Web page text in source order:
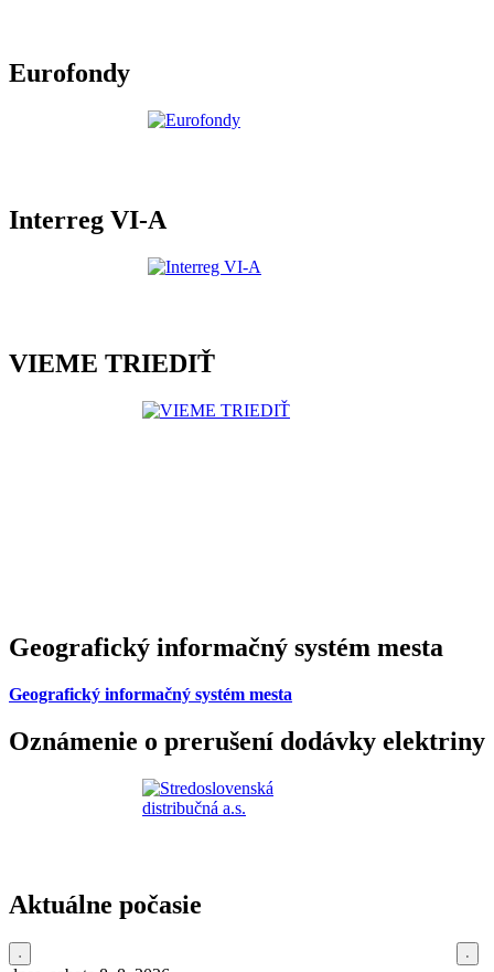
Eurofondy
Interreg VI-A
VIEME TRIEDIŤ
Geografický informačný systém mesta
Geografický informačný systém mesta
Oznámenie o prerušení dodávky elektriny
Aktuálne počasie